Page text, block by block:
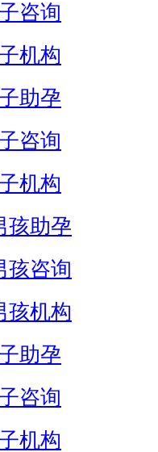
咨询
机构
助孕
咨询
机构
孩助孕
孩咨询
孩机构
助孕
咨询
机构